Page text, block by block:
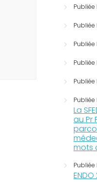
Publiée
Publiée
Publiée
Publiée
La
au Pr
mots
Publiée